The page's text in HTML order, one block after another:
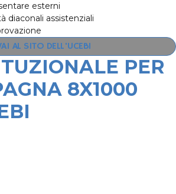
esterni
diaconali assistenziali
AL SITO DELL'UCEBI
PER
8X1000